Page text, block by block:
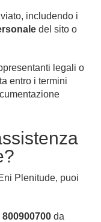
includendo i
del sito o
legali o
entro i termini
Plenitude, puoi
800900700 da